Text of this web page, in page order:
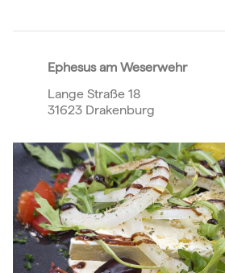
Ephesus am Weserwehr
Lange Straße 18
31623 Drakenburg